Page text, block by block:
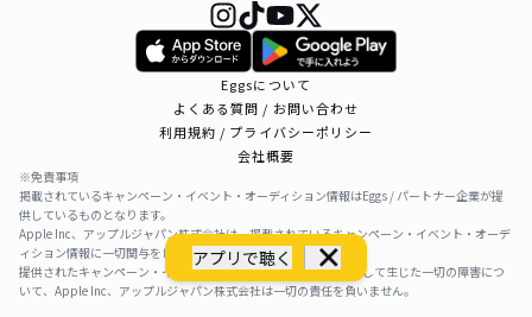
アプリで聴く
Eggsについて
よくある質問 / お問い合わせ
利用規約 / プライバシーポリシー
会社概要
※免責事項
掲載されているキャンペーン・イベント・オーディション情報はEggs / パートナー企業が提
供しているものとなります。
Apple Inc、アップルジャパン株式会社は、掲載されているキャンペーン・イベント・オーデ
ィション情報に一切関与をしておりません。
提供されたキャンペーン・イベント・オーディション情報を利用して生じた一切の障害につ
いて、Apple Inc、アップルジャパン株式会社は一切の責任を負いません。